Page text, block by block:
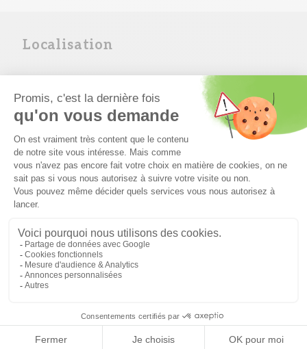
Localisation
Les Carrés Ruiss-O
Jettingen
03.89.31.73.27
info68frontieres@carre-habitat.com
A 15 minutes d’Altkirch
A moins de 20 minutes de Saint-Louis et de Bâle
A 30 minutes de Mulhouse
Multiples commerces et services facilement accessibles
Ecole primaire, périscolaire